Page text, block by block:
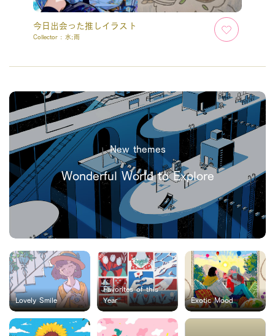
今日出会った推しイラスト
Collector : 水;雨
New themes
Wonderful World to Explore
Lovely Smile
Favorites of this
Year
Exotic Mood